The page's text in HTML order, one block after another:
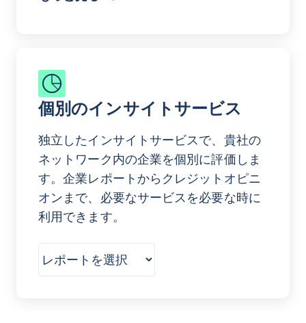
個別のインサイトサービス
独立したインサイトサービスで、貴社の
ネットワーク内の企業を個別に評価しま
す。企業レポートからクレジットオピニ
オンまで、必要なサービスを必要な時に
利用できます。